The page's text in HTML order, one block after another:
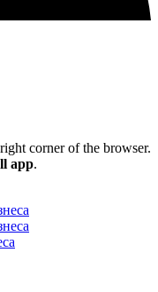
corner of the browser.
app.